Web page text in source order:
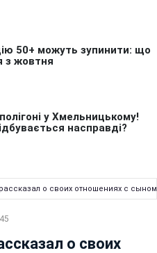
о своих отношениях с
о своих